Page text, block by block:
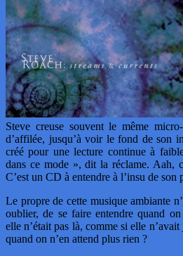
Steve creuse souvent le même
d’affilée, jusqu’à voir le fond de son
créé pour une lecture continue à
dans ce mode », dit la réclame. Aah,
C’est un CD à entendre à l’insu de son
Le propre de cette musique ambiante
oublier, de se faire entendre quand
elle n’était pas là, comme si elle
quand on n’en attend plus rien ?